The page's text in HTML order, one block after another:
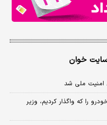
سایت خوان
امنیت ملی شد
را که واگذار کردیم، وزیر